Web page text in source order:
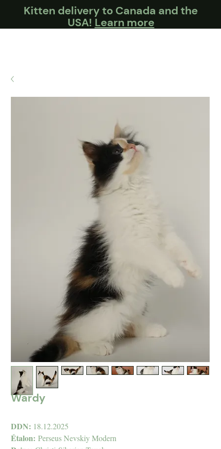
Kitten delivery to Canada and the
USA! Learn more
Wardy
DDN: 18.12.2025
Étalon: Perseus Nevskiy Modern